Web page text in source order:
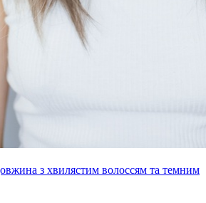
з хвилястим волоссям та темним